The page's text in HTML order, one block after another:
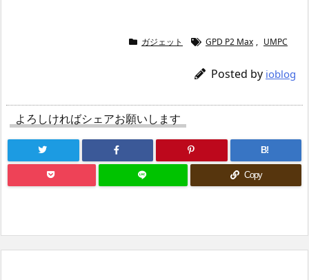
ガジェット GPD P2 Max , UMPC
Posted by ioblog
よろしければシェアお願いします
B!
Copy